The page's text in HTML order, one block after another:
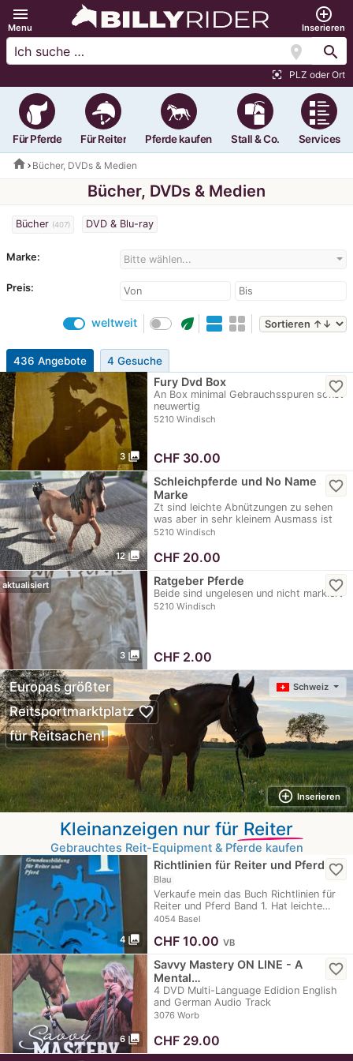
menu
Menu
add_circle_outline
Inserieren
location_on search
center_focus_strong PLZ oder Ort
Für Pferde Für Reiter Pferde kaufen Stall & Co. Services
home Bücher, DVDs & Medien
Bücher, DVDs & Medien
Bücher (407) DVD & Blu-ray
Marke: Bitte wählen...
Preis:
weltweit eco
436 Angebote 4 Gesuche
3 photo_library
Fury Dvd Box
An Box minimal Gebrauchsspuren sonst
neuwertig
5210 Windisch
favorite_border
CHF30.00
12 photo_library
Schleichpferde und No Name
Marke
Zt sind leichte Abnützungen zu sehen
was aber in sehr kleinem Ausmass ist
5210 Windisch
favorite_border
CHF20.00
3 photo_library
aktualisiert Ratgeber Pferde
Beide sind ungelesen und nicht markiert
5210 Windisch
favorite_border
CHF2.00
Schweiz
Europas größter
Reitsportmarktplatz favorite_border
für Reitsachen!
add_circle_outline Inserieren
Kleinanzeigen nur für Reiter
Gebrauchtes Reit-Equipment & Pferde kaufen
4 photo_library
Richtlinien für Reiter und Pferd
Blau
Verkaufe mein das Buch Richtlinien für
Reiter und Pferd Band 1. Hat leichte…
4054 Basel
favorite_border
CHF10.00 VB
6 photo_library
Savvy Mastery ON LINE - A
Mental…
4 DVD Multi-Language Edidion English
and German Audio Track
3076 Worb
favorite_border
CHF29.00